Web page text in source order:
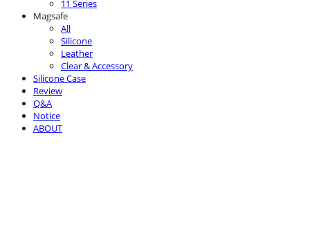
11 Series
Magsafe
All
Silicone
Leather
Clear & Accessory
Silicone Case
Review
Q&A
Notice
ABOUT